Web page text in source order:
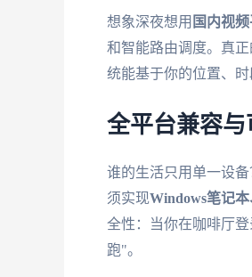
想象深夜想用 国内视
和智能路由调度。真
统能基于你的位置、
全平台兼容
谁的生活只用单一设
须实现Windows笔记
全性：当你在咖啡厅
跑"。